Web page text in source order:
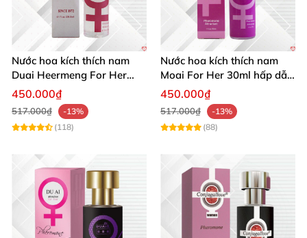
Nước hoa kích thích nam
Duai Heermeng For Her
mùi quyến rũ chai 29.5ml
450.000₫
517.000₫
-13%
(118)
Nước hoa kích thích nam
Moai For Her 30ml hấp dẫn
quyến rũ khách hàng
450.000₫
517.000₫
-13%
(88)